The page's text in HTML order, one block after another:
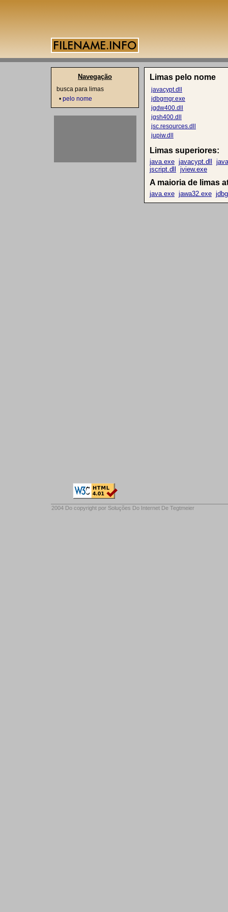
Limas pelo nome
javacypt.dll
jdbgmgr.exe
jgdw400.dll
jgsh400.dll
jsc.resources.dll
jupiw.dll
Limas superiores:
java.exe javacypt.dll
jscript.dll jview.exe
A maioria de limas
java.exe jawa32.exe
Navegação
busca para limas
• pelo nome
2004 Do copyright por Soluções Do Internet De Tegtmeier